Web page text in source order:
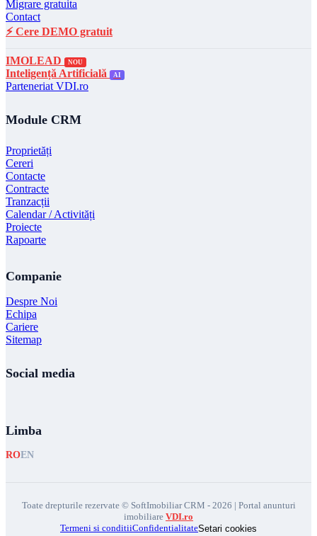
Migrare gratuita
Contact
⚡ Cere DEMO gratuit
IMOLEAD NOU
Inteligență Artificială AI
Parteneriat VDI.ro
Module CRM
Proprietăți
Cereri
Contacte
Contracte
Tranzacții
Calendar / Activități
Proiecte
Rapoarte
Companie
Despre Noi
Echipa
Cariere
Sitemap
Social media
Limba
ROEN
Toate drepturile rezervate © SoftImobiliar CRM - 2026 | Portal anunturi
imobiliare VDI.ro
Termeni si conditiiConfidentialitateSetari cookies